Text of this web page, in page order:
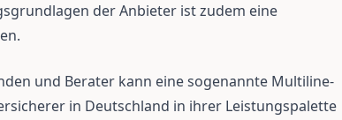
der Anbieter ist zudem eine
und Berater kann eine sogenannte Multiline-
in Deutschland in ihrer Leistungspalette